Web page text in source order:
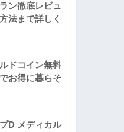
ン徹底レビュ
法まで詳しく
ドコイン無料
お得に暮らそ
D メディカル